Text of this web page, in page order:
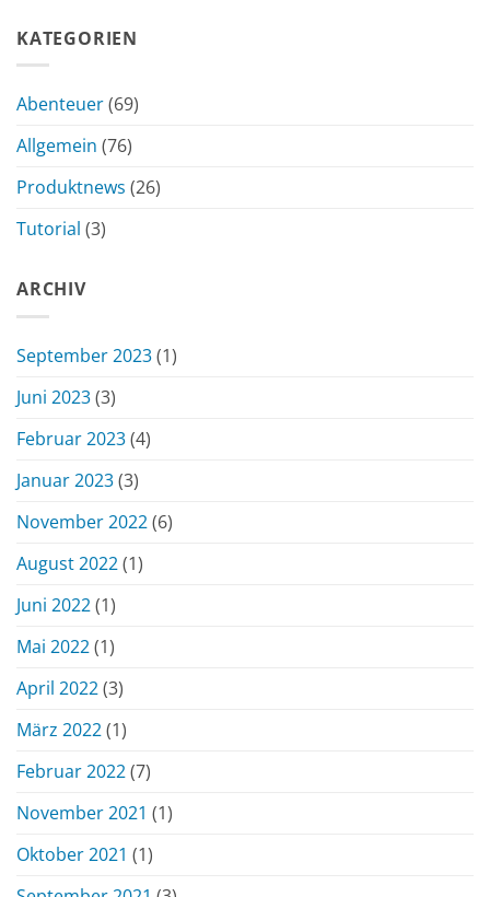
KATEGORIEN
Abenteuer(69)
Allgemein (76)
Produktnews (26)
Tutorial (3)
ARCHIV
September 2023(1)
Juni 2023(3)
Februar 2023(4)
Januar 2023(3)
November 2022(6)
August 2022(1)
Juni 2022(1)
Mai 2022(1)
April 2022(3)
März 2022(1)
Februar 2022(7)
November 2021 (1)
Oktober 2021 (1)